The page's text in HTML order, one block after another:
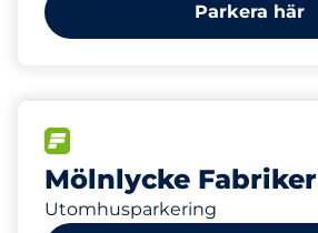
Parkera här
Mölnlycke Fabriker
Utomhusparkering